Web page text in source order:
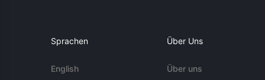
Sprachen
English
Über Uns
Über uns